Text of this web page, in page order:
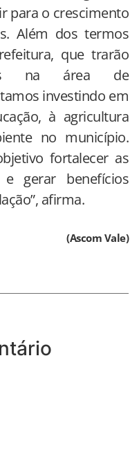
para o crescimento
Além dos termos
que trarão
na área de
investindo em
à agricultura
no município.
fortalecer as
gerar benefícios
afirma.
(Ascom Vale)